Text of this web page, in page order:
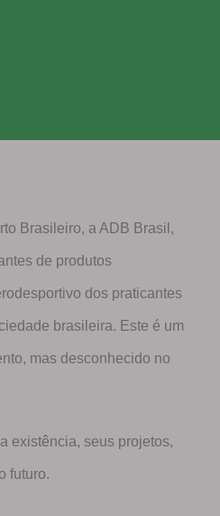
Brasileiro, a ADB Brasil,
de produtos
dos praticantes
brasileira. Este é um
mas desconhecido no
existência, seus projetos,
futuro.